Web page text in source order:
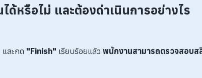
หรือไม่ และต้องดำเนินการอย่างไร
และกด "Finish" เรียบร้อยแล้ว พนักงานสามารถตรวจสอบส